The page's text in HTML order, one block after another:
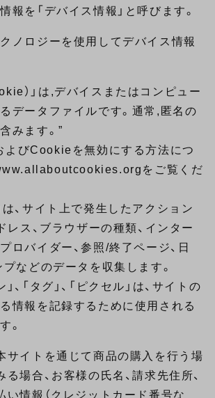
報を「デバイス情報」と呼びます。
ノロジーを使用してデバイス情報
）」は,デバイスまたはコンピュー
データファイルです。通常,匿名の
みます。”
びCookieを無効にする方法につ
をご覧くだ
は、サイト上で発生したアクション
レス、ブラウザーの種類、インター
ロバイダー、参照/終了ページ、日
などのデータを収集します。
、「タグ」、「ピクセル」は、サイトの
情報を記録するために使用される
。
サイトを通じて商品の購入を行う場
る場合、お客様の氏名、請求先住所、
い情報（クレジットカード番号な